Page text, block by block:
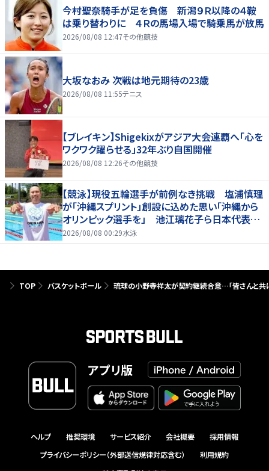
今村聖奈騎手が足を負傷 新潟９Ｒ以降の４鞍
は乗り替わりに ４Ｒの馬場入場で騎乗馬が放馬
2026/08/08 12:47その他競技
大坂なおみ 次戦は地元期待の23歳
2026/08/08 11:55テニス
【ブレイキン】Shigekixがアジア大会連覇へ「心を
ワクワク躍らせる」32年ぶり自国開催
2026/08/08 12:26その他競技
【競泳】現役五輪選手が前例なき挑戦 塩浦慎理
が「沖縄スプリント」創設に込めた思い「沖縄から
オリンピック選手を」 池江璃花子ら日本代表も
参戦
2026/08/08 00:29水泳
TOP バスケットボール 琉球の小野寺祥太が契約継続合意…「皆さんと共
アプリ版
ヘルプ 推奨環境 サービス紹介 会社概要
採用情報
プライバシーポリシー（外部送信規律対応含む）
利用規約